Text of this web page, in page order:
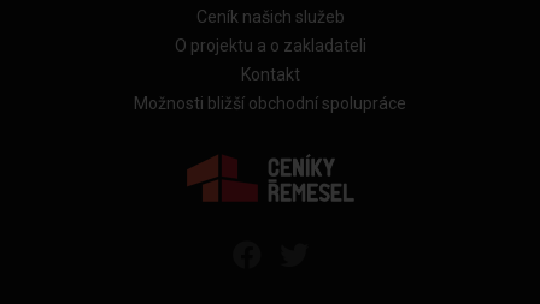
Ceník našich služeb
O projektu a o zakladateli
Kontakt
Možnosti bližší obchodní spolupráce